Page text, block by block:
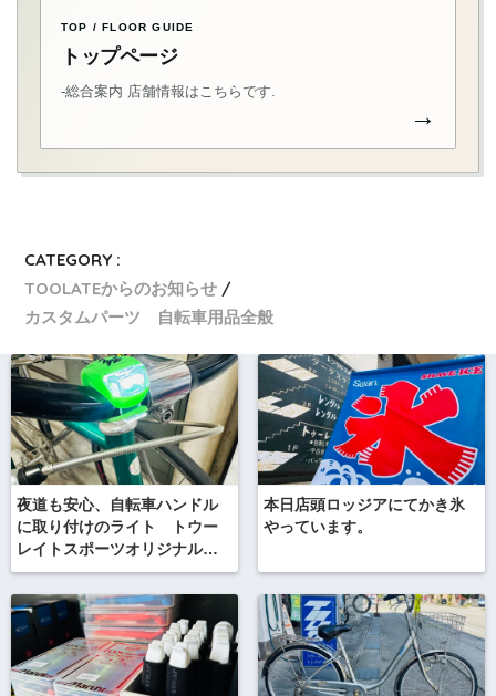
TOP / FLOOR GUIDE
トップページ
-総合案内 店舗情報はこちらです.
→
CATEGORY :
TOOLATEからのお知らせ
カスタムパーツ 自転車用品全般
夜道も安心、自転車ハンドル
に取り付けのライト トウー
レイトスポーツオリジナルラ
イトあります。
本日店頭ロッジアにてかき氷
やっています。